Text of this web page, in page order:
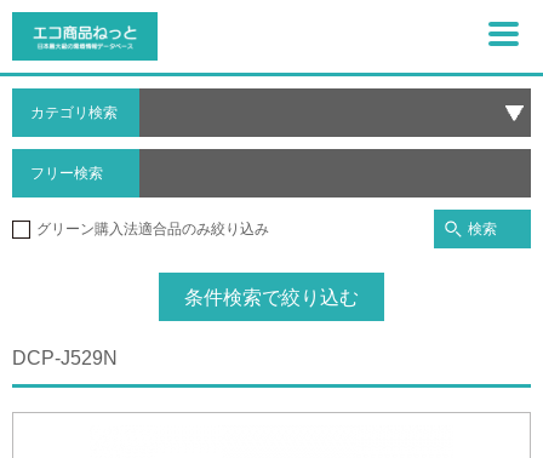
カテゴリ検索
フリー検索
グリーン購入法適合品のみ絞り込み 検索
条件検索で絞り込む
DCP-J529N